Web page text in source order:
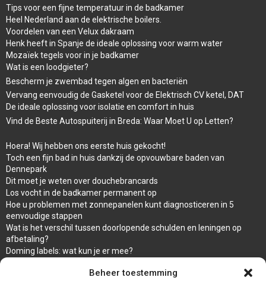
Beheer toestemming
Tips voor een fijne temperatuur in de badkamer
Heel Nederland aan de elektrische boilers.
Voordelen van een Velux dakraam
Henk heeft in Spanje de ideale oplossing voor warm water
Mozaïek tegels voor in je badkamer
Wat is een loodgieter?
Bescherm je zwembad tegen algen en bacteriën
Vervang eenvoudig de Gasketel voor de Elektrisch CV ketel, DAT
De ideale oplossing voor isolatie en comfort in huis
Vind de Beste Autospuiterij in Breda: Waar Moet U op Letten?
Hoera! Wij hebben ons eerste huis gekocht!
Toch een fijn bad in huis dankzij de opvouwbare baden van
Dennepark
Dit moet je weten over douchebrancards
Los vocht in de badkamer permanent op
Hoe u problemen met zonnepanelen kunt diagnosticeren in 5
eenvoudige stappen
Wat is het verschil tussen doorlopende schulden en leningen op
afbetaling?
Doming labels: wat kun je er mee?
waar koop ik een wc bril